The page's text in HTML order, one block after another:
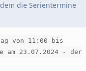
die Serientermine
von 11:00 bis
am 23.07.2024 - der